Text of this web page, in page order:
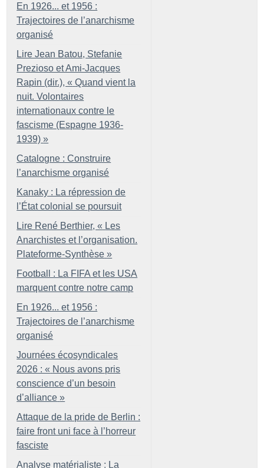
En 1926... et 1956 :
Trajectoires de l’anarchisme
organisé
Lire Jean Batou, Stefanie
Prezioso et Ami-Jacques
Rapin (dir.), « Quand vient la
nuit. Volontaires
internationaux contre le
fascisme (Espagne 1936-
1939) »
Catalogne : Construire
l’anarchisme organisé
Kanaky : La répression de
l’État colonial se poursuit
Lire René Berthier, « Les
Anarchistes et l’organisation.
Plateforme-Synthèse »
Football : La FIFA et les USA
marquent contre notre camp
En 1926... et 1956 :
Trajectoires de l’anarchisme
organisé
Journées écosyndicales
2026 : « Nous avons pris
conscience d’un besoin
d’alliance »
Attaque de la pride de Berlin :
faire front uni face à l’horreur
fasciste
Analyse matérialiste : La